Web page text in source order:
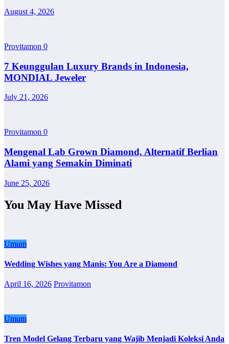
August 4, 2026
Provitamon 0
7 Keunggulan Luxury Brands in Indonesia,
MONDIAL Jeweler
July 21, 2026
Provitamon 0
Mengenal Lab Grown Diamond, Alternatif Berlian
Alami yang Semakin Diminati
June 25, 2026
You May Have Missed
Umum
Wedding Wishes yang Manis: You Are a Diamond
April 16, 2026 Provitamon
Umum
Tren Model Gelang Terbaru yang Wajib Menjadi Koleksi Anda